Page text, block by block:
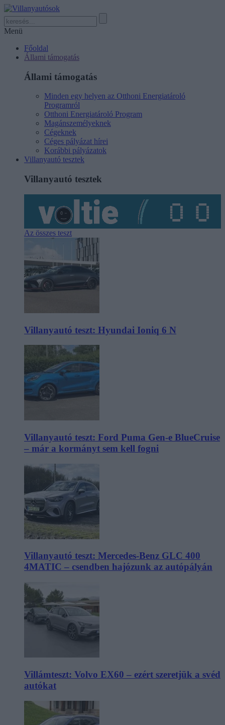
Menü
Főoldal
Állami támogatás
Állami támogatás
Minden egy helyen az Otthoni Energiatároló
Programról
Otthoni Energiatároló Program
Magánszemélyeknek
Cégeknek
Céges pályázat hírei
Korábbi pályázatok
Villanyautó tesztek
Villanyautó tesztek
Az összes teszt
Villanyautó teszt: Hyundai Ioniq 6 N
Villanyautó teszt: Ford Puma Gen-e BlueCruise
– már a kormányt sem kell fogni
Villanyautó teszt: Mercedes-Benz GLC 400
4MATIC – csendben hajózunk az autópályán
Villámteszt: Volvo EX60 – ezért szeretjük a svéd
autókat